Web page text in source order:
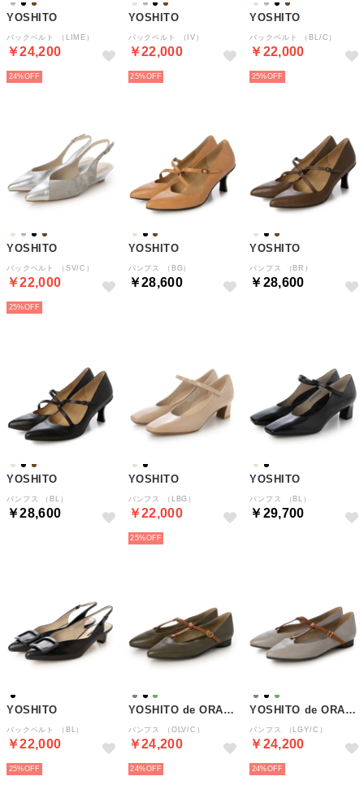
YOSHITO
バックベルト （LIME）
￥24,200
24%
YOSHITO
バックベルト （IV）
￥22,000
25%
YOSHITO
バックベルト （BL/C）
￥22,000
25%
YOSHITO
バックベルト （SV/C）
￥22,000
25%
YOSHITO
パンプス （BG）
￥28,600
YOSHITO
パンプス （BR）
￥28,600
YOSHITO
パンプス （BL）
￥28,600
YOSHITO
パンプス （LBG）
￥22,000
25%
YOSHITO
パンプス （BL）
￥29,700
YOSHITO
バックベルト （BL）
￥22,000
25%
YOSHITO de ORANGE
パンプス （OLV/C）
￥24,200
24%
YOSHITO de ORANGE
パンプス （LGY/C）
￥24,200
24%